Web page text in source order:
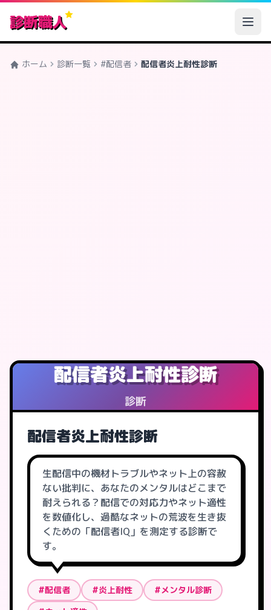
診断職人
ホーム 診断一覧 #配信者 配信者炎上耐性診断
配信者炎上耐性診断
診断
配信者炎上耐性診断
生配信中の機材トラブルやネット上の容赦
ない批判に、あなたのメンタルはどこまで
耐えられる？配信での対応力やネット適性
を数値化し、過酷なネットの荒波を生き抜
くための「配信者IQ」を測定する診断で
す。
#配信者 #炎上耐性
#メンタル診断